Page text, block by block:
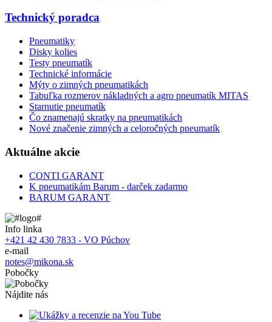
Technický poradca
Pneumatiky
Disky kolies
Testy pneumatík
Technické informácie
Mýty o zimných pneumatikách
Tabuľka rozmerov nákladných a agro pneumatík MITAS
Starnutie pneumatík
Čo znamenajú skratky na pneumatikách
Nové značenie zimných a celoročných pneumatík
Aktuálne akcie
CONTI GARANT
K pneumatikám Barum - darček zadarmo
BARUM GARANT
Info linka
+421 42 430 7833 - VO Púchov
e-mail
notes@mikona.sk
Pobočky
Nájdite nás